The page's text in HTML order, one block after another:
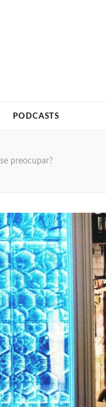
PODCASTS
preocupar?